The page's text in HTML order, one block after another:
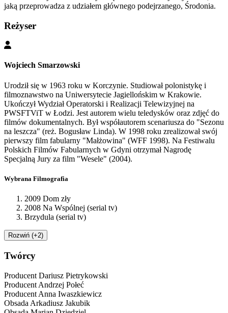
jaką przeprowadza z udziałem głównego podejrzanego, Środonia.
Reżyser
Wojciech Smarzowski
Urodził się w 1963 roku w Korczynie. Studiował polonistykę i
filmoznawstwo na Uniwersytecie Jagiellońskim w Krakowie.
Ukończył Wydział Operatorski i Realizacji Telewizyjnej na
PWSFTViT w Łodzi. Jest autorem wielu teledysków oraz zdjęć do
filmów dokumentalnych. Był współautorem scenariusza do "Sezonu
na leszcza" (reż. Bogusław Linda). W 1998 roku zrealizował swój
pierwszy film fabularny "Małżowina" (WFF 1998). Na Festiwalu
Polskich Filmów Fabularnych w Gdyni otrzymał Nagrodę
Specjalną Jury za film "Wesele" (2004).
Wybrana Filmografia
2009 Dom zły
2008 Na Wspólnej (serial tv)
Brzydula (serial tv)
Rozwiń (+2)
Twórcy
Producent Dariusz Pietrykowski
Producent Andrzej Połeć
Producent Anna Iwaszkiewicz
Obsada Arkadiusz Jakubik